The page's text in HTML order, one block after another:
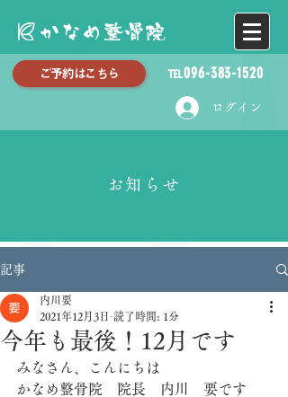
ご予約はこちら ℡096-383-1520
ログイン
お知らせ
記事
今年も最後！12月です
内川要
2021年12月3日 読了時間: 1分
みなさん、こんにちは
かなめ整骨院　院長　内川　要です